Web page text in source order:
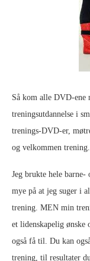
Så kom alle DVD-ene
treningsutdannelse i
trenings-DVD-er,
og velkommen
Jeg brukte hele
mye på at jeg suger i
trening. MEN min
et lidenskapelig ønske
også få til. Du kan
trening, til resultater